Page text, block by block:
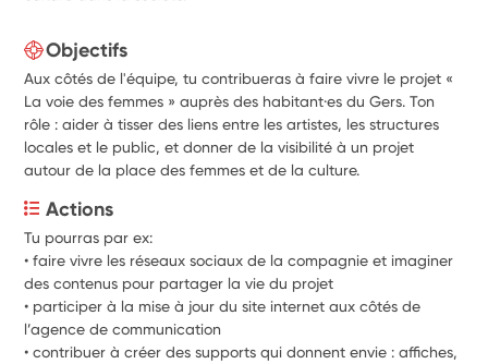
Objectifs
Aux côtés de l'équipe, tu contribueras à faire vivre le projet «
La voie des femmes » auprès des habitant·es du Gers. Ton
rôle : aider à tisser des liens entre les artistes, les structures
locales et le public, et donner de la visibilité à un projet
autour de la place des femmes et de la culture.
Actions
Tu pourras par ex:
• faire vivre les réseaux sociaux de la compagnie et imaginer
des contenus pour partager la vie du projet
• participer à la mise à jour du site internet aux côtés de
l’agence de communication
• contribuer à créer des supports qui donnent envie : affiches,